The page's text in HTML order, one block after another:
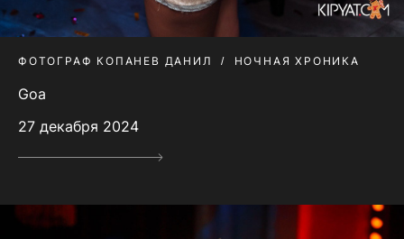
ФОТОГРАФ КОПАНЕВ ДАНИЛ НОЧНАЯ ХРОНИКА
Goa
27 декабря 2024